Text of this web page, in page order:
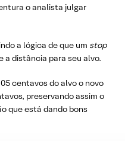
o analista julgar
a lógica de que um stop
a distância para seu alvo.
centavos do alvo o novo
preservando assim o
que está dando bons